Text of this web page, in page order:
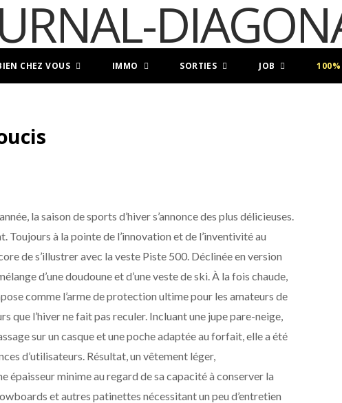
CHEZ VOUS IMMO SORTIES JOB 100%
la saison de sports d’hiver s’annonce des plus délicieuses.
Toujours à la pointe de l’innovation et de l’inventivité au
de s’illustrer avec la veste Piste 500. Déclinée en version
d’une doudoune et d’une veste de ski. À la fois chaude,
comme l’arme de protection ultime pour les amateurs de
que l’hiver ne fait pas reculer. Incluant une jupe pare-neige,
sur un casque et une poche adaptée au forfait, elle a été
d’utilisateurs. Résultat, un vêtement léger,
épaisseur minime au regard de sa capacité à conserver la
et autres patinettes nécessitant un peu d’entretien